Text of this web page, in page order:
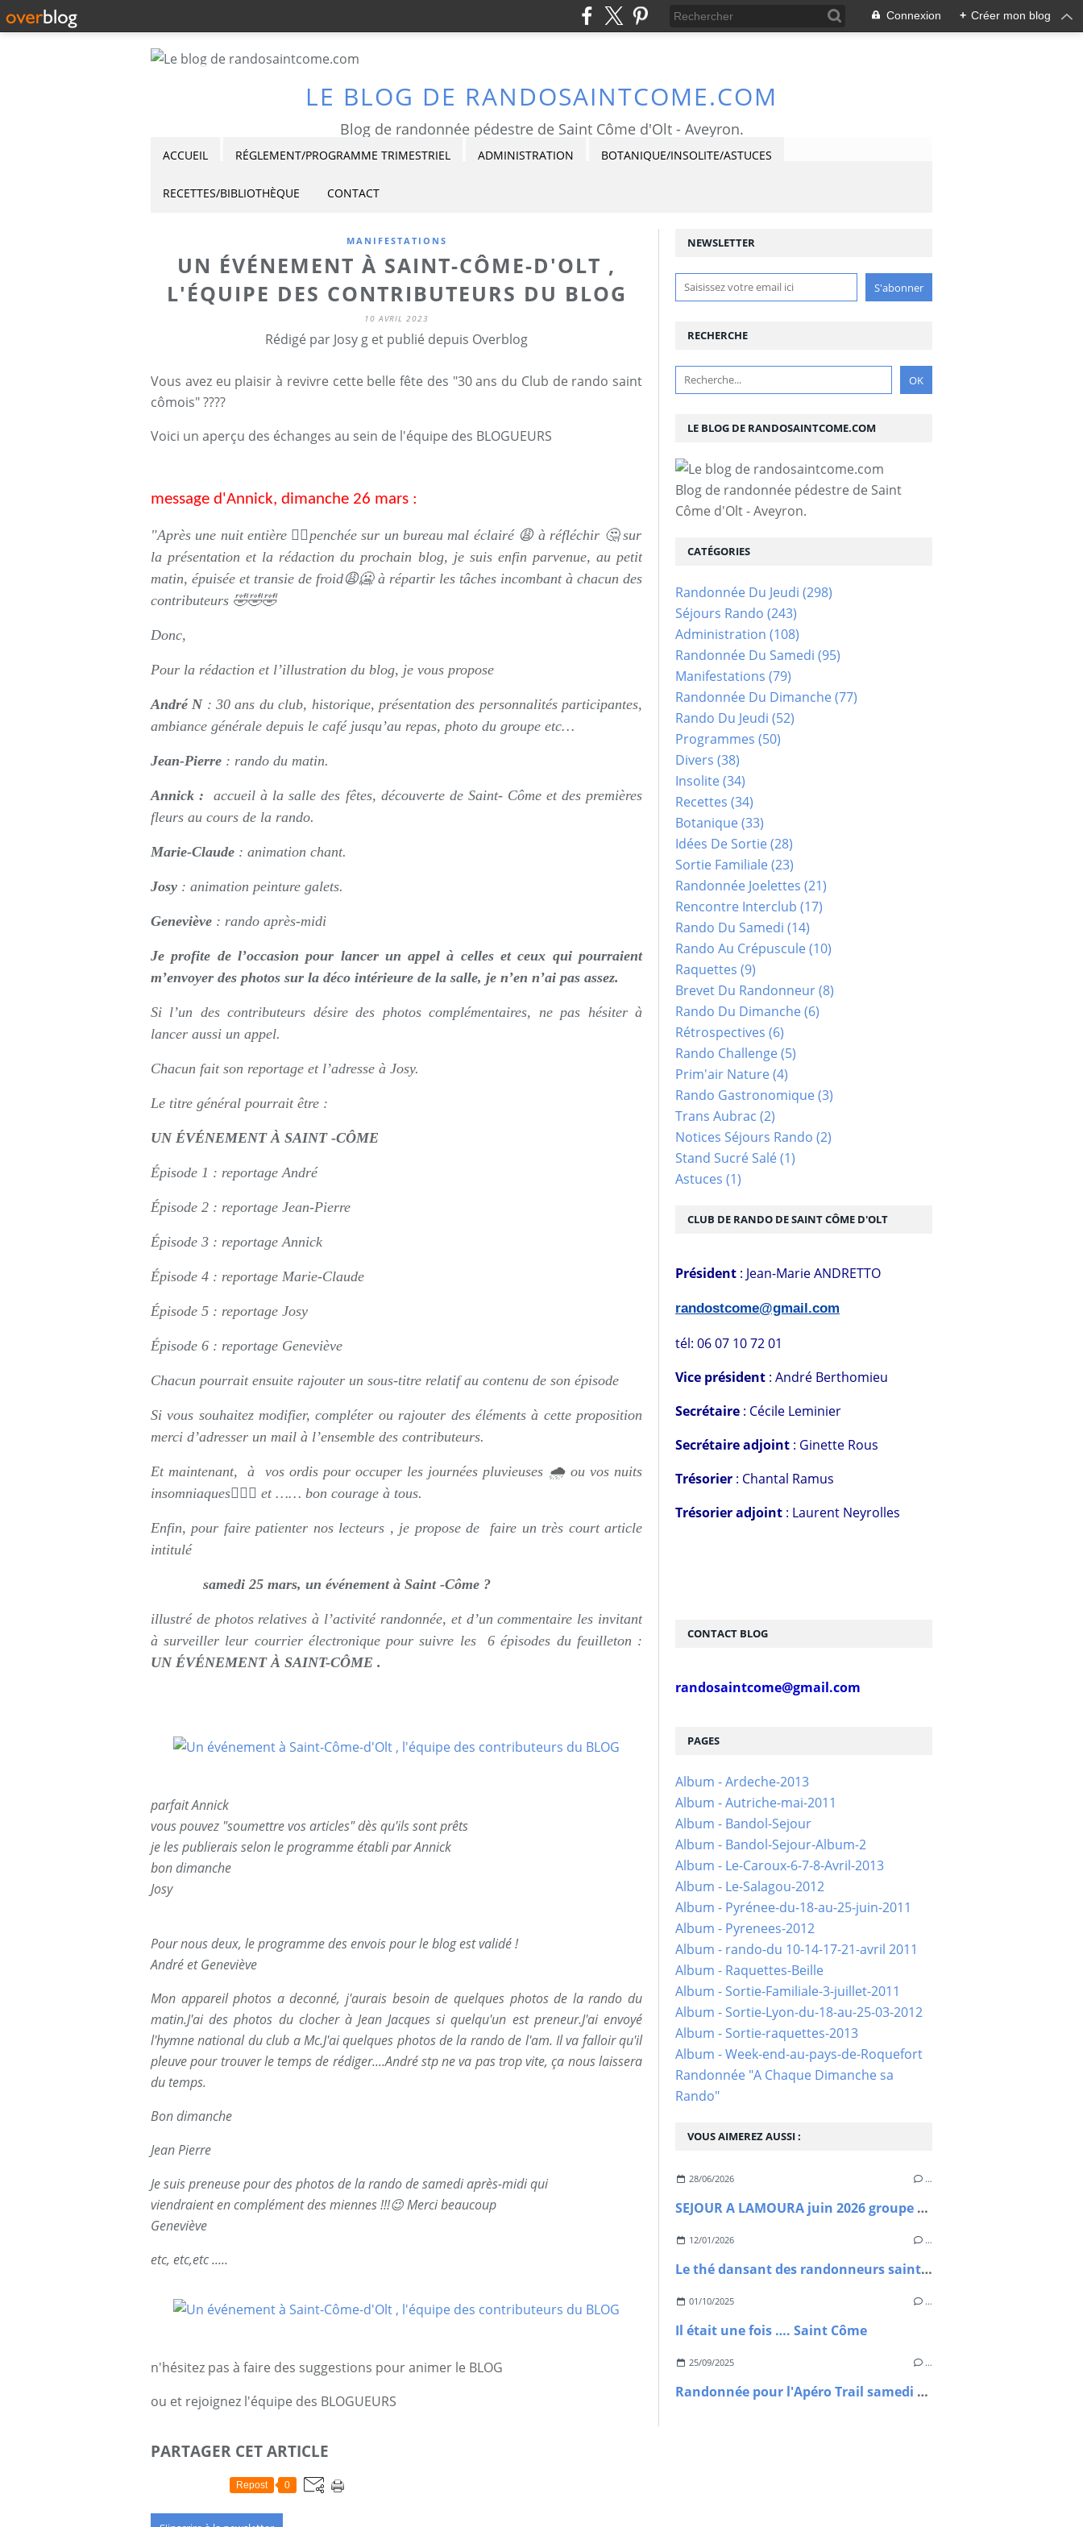
Connexion + Créer mon blog
LE BLOG DE RANDOSAINTCOME.COM
Blog de randonnée pédestre de Saint Côme d'Olt - Aveyron.
ACCUEIL RÉGLEMENT/PROGRAMME TRIMESTRIEL ADMINISTRATION BOTANIQUE/INSOLITE/ASTUCES
RECETTES/BIBLIOTHÈQUE CONTACT
MANIFESTATIONS
UN ÉVÉNEMENT À SAINT-CÔME-D'OLT ,
L'ÉQUIPE DES CONTRIBUTEURS DU BLOG
10 AVRIL 2023
Rédigé par Josy g et publié depuis Overblog
Vous avez eu plaisir à revivre cette belle fête des "30 ans du Club de rando saint
cômois" ????
Voici un aperçu des échanges au sein de l'équipe des BLOGUEURS
message d'Annick, dimanche 26 mars :
"Après une nuit entière 😮‍💨penchée sur un bureau mal éclairé 😩 à réfléchir 🤔 sur
la présentation et la rédaction du prochain blog, je suis enfin parvenue, au petit
matin, épuisée et transie de froid😩🥶 à répartir les tâches incombant à chacun des
contributeurs 🤣🤣🤣
Donc,
Pour la rédaction et l’illustration du blog, je vous propose
André N : 30 ans du club, historique, présentation des personnalités participantes,
ambiance générale depuis le café jusqu’au repas, photo du groupe etc…
Jean-Pierre : rando du matin.
Annick :
accueil à la salle des fêtes, découverte de Saint- Côme et des premières
fleurs au cours de la rando.
Marie-Claude : animation chant.
Josy : animation peinture galets.
Geneviève : rando après-midi
Je profite de l’occasion pour lancer un appel à celles et ceux qui pourraient
m’envoyer des photos sur la déco intérieure de la salle, je n’en n’ai pas assez.
Si l’un des contributeurs désire des photos complémentaires, ne pas hésiter à
lancer aussi un appel.
Chacun fait son reportage et l’adresse à Josy.
Le titre général pourrait être :
UN ÉVÉNEMENT À SAINT -CÔME
Épisode 1 : reportage André
Épisode 2 : reportage Jean-Pierre
Épisode 3 : reportage Annick
Épisode 4 : reportage Marie-Claude
Épisode 5 : reportage Josy
Épisode 6 : reportage Geneviève
Chacun pourrait ensuite rajouter un sous-titre relatif au contenu de son épisode
Si vous souhaitez modifier, compléter ou rajouter des éléments à cette proposition
merci d’adresser un mail à l’ensemble des contributeurs.
Et maintenant, à vos ordis pour occuper les journées pluvieuses 🌧 ou vos nuits
insomniaques😵‍💫🥱 et …… bon courage à tous.
Enfin, pour faire patienter nos lecteurs , je propose de faire un très court article
intitulé
samedi 25 mars, un événement à Saint -Côme ?
illustré de photos relatives à l’activité randonnée, et d’un commentaire les invitant
à surveiller leur courrier électronique pour suivre les 6 épisodes du feuilleton :
UN ÉVÉNEMENT À SAINT-CÔME .
parfait Annick
vous pouvez "soumettre vos articles" dès qu'ils sont prêts
je les publierais selon le programme établi par Annick
bon dimanche
Josy
Pour nous deux, le programme des envois pour le blog est validé !
André et Geneviève
Mon appareil photos a deconné, j'aurais besoin de quelques photos de la rando du
matin.J'ai des photos du clocher à Jean Jacques si quelqu'un est preneur.J'ai envoyé
l'hymne national du club a Mc.J'ai quelques photos de la rando de l'am. Il va falloir qu'il
pleuve pour trouver le temps de rédiger....André stp ne va pas trop vite, ça nous laissera
du temps.
Bon dimanche
Jean Pierre
Je suis preneuse pour des photos de la rando de samedi après-midi qui
viendraient en complément des miennes !!!😉 Merci beaucoup
Geneviève
etc, etc,etc .....
n'hésitez pas à faire des suggestions pour animer le BLOG
ou et rejoignez l'équipe des BLOGUEURS
PARTAGER CET ARTICLE
Repost 0
NEWSLETTER
RECHERCHE
LE BLOG DE RANDOSAINTCOME.COM
Blog de randonnée pédestre de Saint
Côme d'Olt - Aveyron.
VOUS AIMEREZ AUSSI :
28/06/2026 …
SEJOUR A LAMOURA juin 2026 groupe découverte col de la Faucille
12/01/2026 …
Le thé dansant des randonneurs saint cômois
01/10/2025 …
Il était une fois …. Saint Côme
25/09/2025 …
Randonnée pour l'Apéro Trail samedi 13 septembre 2025
PAGES
Album - Ardeche-2013
Album - Autriche-mai-2011
Album - Bandol-Sejour
Album - Bandol-Sejour-Album-2
Album - Le-Caroux-6-7-8-Avril-2013
Album - Le-Salagou-2012
Album - Pyrénee-du-18-au-25-juin-2011
Album - Pyrenees-2012
Album - rando-du 10-14-17-21-avril 2011
Album - Raquettes-Beille
Album - Sortie-Familiale-3-juillet-2011
Album - Sortie-Lyon-du-18-au-25-03-2012
Album - Sortie-raquettes-2013
Album - Week-end-au-pays-de-Roquefort
Randonnée "A Chaque Dimanche sa
Rando"
CATÉGORIES
Randonnée Du Jeudi (298)
Séjours Rando (243)
Administration (108)
Randonnée Du Samedi (95)
Manifestations (79)
Randonnée Du Dimanche(77)
Rando Du Jeudi (52)
Programmes (50)
Divers (38)
Insolite(34)
Recettes (34)
Botanique(33)
Idées De Sortie(28)
Sortie Familiale(23)
Randonnée Joelettes (21)
Rencontre Interclub (17)
Rando Du Samedi (14)
Rando Au Crépuscule(10)
Raquettes (9)
Brevet Du Randonneur(8)
Rando Du Dimanche(6)
Rétrospectives (6)
Rando Challenge(5)
Prim'air Nature(4)
Rando Gastronomique(3)
Trans Aubrac (2)
Notices Séjours Rando (2)
Stand Sucré Salé(1)
Astuces (1)
CLUB DE RANDO DE SAINT CÔME D'OLT
Président : Jean-Marie ANDRETTO
randostcome@gmail.com
tél: 06 07 10 72 01
Vice président : André Berthomieu
Secrétaire : Cécile Leminier
Secrétaire adjoint : Ginette Rous
Trésorier : Chantal Ramus
Trésorier adjoint : Laurent Neyrolles
CONTACT BLOG
randosaintcome@gmail.com